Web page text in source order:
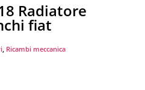
Radiatore
fiat
, Ricambi meccanica